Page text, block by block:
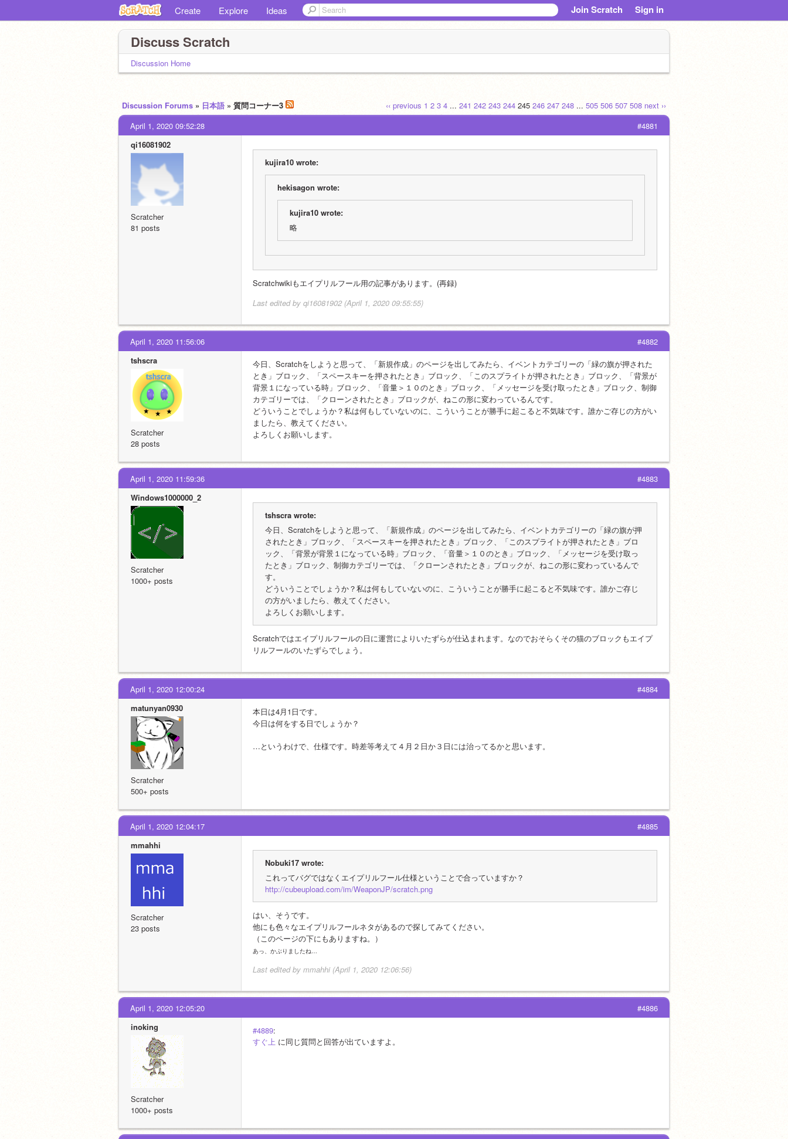
Create Explore Ideas Join Scratch Sign in
Discuss Scratch
Discussion Home
‹‹ previous 1 2 3 4 ... 241 242 243 244 245 246 247 248 ... 505 506 507 508 next ››
Discussion Forums » 日本語 » 質問コーナー3
#4881
April 1, 2020 09:52:28
qi16081902
Scratcher
81 posts
kujira10 wrote:
hekisagon wrote:
kujira10 wrote:
略
Scratchwikiもエイプリルフール用の記事があります。(再録)
Last edited by qi16081902 (April 1, 2020 09:55:55)
#4882
April 1, 2020 11:56:06
tshscra
Scratcher
28 posts
今日、Scratchをしようと思って、「新規作成」のページを出してみたら、イベントカテゴリーの「緑の旗が押された
とき」ブロック、「スペースキーを押されたとき」ブロック、「このスプライトが押されたとき」ブロック、「背景が
背景１になっている時」ブロック、「音量＞１０のとき」ブロック、「メッセージを受け取ったとき」ブロック、制御
カテゴリーでは、「クローンされたとき」ブロックが、ねこの形に変わっているんです。
どういうことでしょうか？私は何もしていないのに、こういうことが勝手に起こると不気味です。誰かご存じの方がい
ましたら、教えてください。
よろしくお願いします。
#4883
April 1, 2020 11:59:36
Windows1000000_2
Scratcher
1000+ posts
tshscra wrote:
今日、Scratchをしようと思って、「新規作成」のページを出してみたら、イベントカテゴリーの「緑の旗が押
されたとき」ブロック、「スペースキーを押されたとき」ブロック、「このスプライトが押されたとき」ブロ
ック、「背景が背景１になっている時」ブロック、「音量＞１０のとき」ブロック、「メッセージを受け取っ
たとき」ブロック、制御カテゴリーでは、「クローンされたとき」ブロックが、ねこの形に変わっているんで
す。
どういうことでしょうか？私は何もしていないのに、こういうことが勝手に起こると不気味です。誰かご存じ
の方がいましたら、教えてください。
よろしくお願いします。
Scratchではエイプリルフールの日に運営によりいたずらが仕込まれます。なのでおそらくその猫のブロックもエイプ
リルフールのいたずらでしょう。
#4884
April 1, 2020 12:00:24
matunyan0930
Scratcher
500+ posts
本日は4月1日です。
今日は何をする日でしょうか？
…というわけで、仕様です。時差等考えて４月２日か３日には治ってるかと思います。
#4885
April 1, 2020 12:04:17
mmahhi
Scratcher
23 posts
Nobuki17 wrote:
これってバグではなくエイプリルフール仕様ということで合っていますか？
http://cubeupload.com/im/WeaponJP/scratch.png
はい、そうです。
他にも色々なエイプリルフールネタがあるので探してみてください。
（このページの下にもありますね。）
あっ、かぶりましたね…
Last edited by mmahhi (April 1, 2020 12:06:56)
#4886
April 1, 2020 12:05:20
inoking
Scratcher
1000+ posts
#4889:
すぐ上 に同じ質問と回答が出ていますよ。